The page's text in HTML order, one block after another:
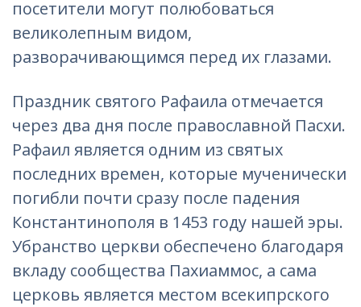
посетители могут полюбоваться
великолепным видом,
разворачивающимся перед их глазами.
Праздник святого Рафаила отмечается
через два дня после православной Пасхи.
Рафаил является одним из святых
последних времен, которые мученически
погибли почти сразу после падения
Константинополя в 1453 году нашей эры.
Убранство церкви обеспечено благодаря
вкладу сообщества Пахиаммос, а сама
церковь является местом всекипрского